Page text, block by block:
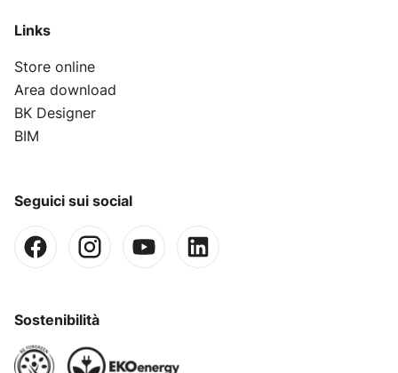
Links
Store online
Area download
BK Designer
BIM
Seguici sui social
Sostenibilità